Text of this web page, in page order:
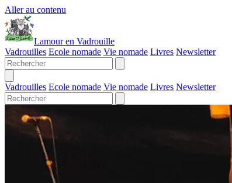
Aller au contenu
Lamour en Vadrouille
Vadrouilles Ecole nomade Vie nomade Livres Newsletter
Vadrouilles Ecole nomade Vie nomade Livres Newsletter